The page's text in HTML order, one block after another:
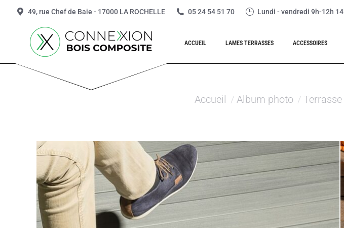
49, rue Chef de Baie - 17000 LA ROCHELLE 05 24 54 51 70 Lundi - vendredi 9h-12h
ACCUEIL LAMES TERRASSES ACCESSOIRES
Vous êtes ici :
Accueil Album photo